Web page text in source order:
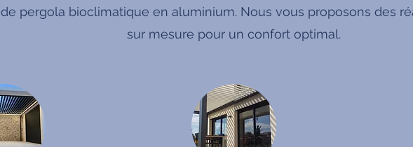
de pergola bioclimatique en aluminium. Nous vous proposons des
sur mesure pour un confort optimal.